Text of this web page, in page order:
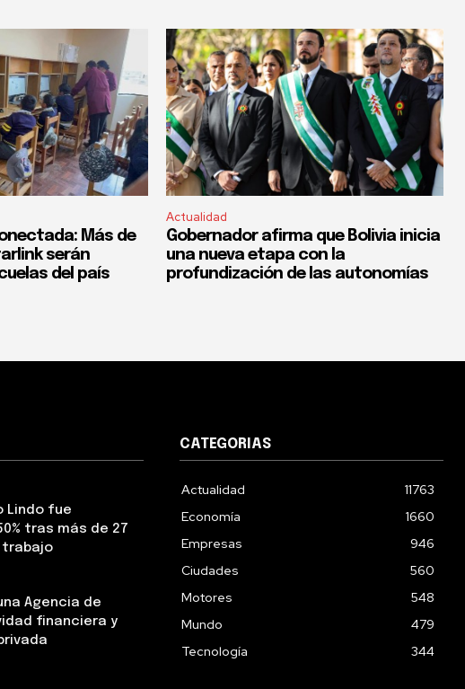
Más de
serán
del país
Actualidad
Gobernador afirma que Bolivia inicia
una nueva etapa con la
profundización de las autonomías
Lindo fue
tras más de 27
trabajo
Agencia de
financiera y
CATEGORIAS
Actualidad
11763
Economía
1660
Empresas
946
Ciudades
560
Motores
548
Mundo
479
Tecnología
344